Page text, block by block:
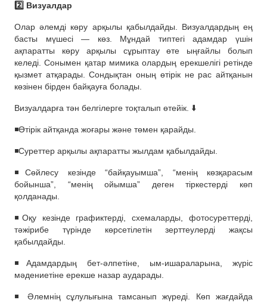
2️⃣ Визуалдар
Олар әлемді көру арқылы қабылдайды. Визуалдардың ең
басты мүшесі — көз. Мұндай типтегі адамдар үшін
ақпаратты көру арқылы сұрыптау өте ыңғайлы болып
келеді. Сонымен қатар мимика олардың ерекшелігі ретінде
қызмет атқарады. Сондықтан оның өтірік не рас айтқанын
көзінен бірден байқауға болады.
Визуалдарға тән белгілерге тоқталып өтейік. ⬇️
◾️Өтірік айтқанда жоғары және төмен қарайды.
◾️Суреттер арқылы ақпаратты жылдам қабылдайды.
◾️Сөйлесу кезінде “байқауымша”, “менің көзқарасым
бойынша”, “менің ойымша” деген тіркестерді көп
қолданады.
◾️Оқу кезінде графиктерді, схемаларды, фотосуреттерді,
тәжірибе түрінде көрсетілетін зерттеулерді жақсы
қабылдайды.
◾️Адамдардың бет-әлпетіне, ым-ишараларына, жүріс
мәдениетіне ерекше назар аударады.
◾️ Әлемнің сұлулығына тамсанып жүреді. Көп жағдайда